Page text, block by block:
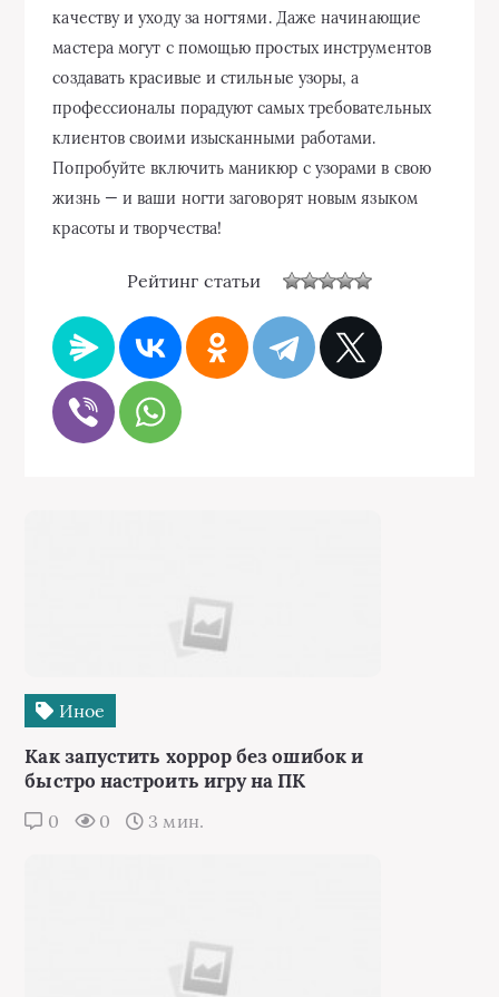
качеству и уходу за ногтями. Даже начинающие
мастера могут с помощью простых инструментов
создавать красивые и стильные узоры, а
профессионалы порадуют самых требовательных
клиентов своими изысканными работами.
Попробуйте включить маникюр с узорами в свою
жизнь — и ваши ногти заговорят новым языком
красоты и творчества!
Рейтинг статьи
Иное
Как запустить хоррор без ошибок и
быстро настроить игру на ПК
0 0 3 мин.